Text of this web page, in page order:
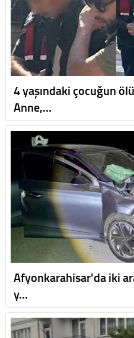
4 yaşındaki çocuğun
Anne,…
Afyonkarahisar'da iki
y…